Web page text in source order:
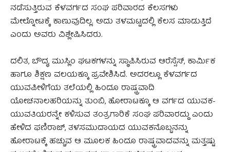
ನಡೆಸುತ್ತಿರುವ ಕೆಳವರ್ಗದ ಸಂಘ ಪರಿವಾರದ ಕೆಲಸಗಳು
ಮೇಲ್ನೋಟಕ್ಕೆ ಕಾಣುವುದಿಲ್ಲ. ಅದು ತಳಮಟ್ಟದಲ್ಲಿ ಕೆಲಸ ಮಾಡುತ್ತಿದೆ
ಎಂದು ಅವರು ವಿಶ್ಲೇಷಿಸಿದರು.
ದಲಿತ, ಬೌದ್ಧ, ಮುಸ್ಲಿಂ ಘಟಕಗಳನ್ನು ಸ್ಥಾಪಿಸಿರುವ ಆರೆಸ್ಸೆಸ್, ಕಾರ್ಮಿಕ
ಹಾಗೂ ಶಿಕ್ಷಣ ವಲಯಕ್ಕೂ ಪ್ರವೇಶಿಸಿದೆ. ಅದರಲ್ಲೂ ಕೆಳವರ್ಗದ
ಯುವಪೀಳಿಗೆಯ ತಲೆಯಲ್ಲಿ ಹಿಂದೂ ರಾಷ್ಟ್ರವಾದಿ
ಯೋಚನಾಲಹರಿಯನ್ನು ತುಂಬಿ, ಹೋರಾಟಕ್ಕೂ ಆ ವರ್ಗದ ಯುವಕ-
ಯುವತಿಯರನ್ನೇ ಕಳಿಸುವ ತಂತ್ರಗಾರಿಕೆ ಸಂಘ ಪರಿವಾರದ್ದು ಎಂದು
ಹೇಳಿದ ಫಣಿರಾಜ್, ತಳಸಮುದಾಯದ ಯುವಕನೊಬ್ಬನನ್ನು
ಹೋರಾಟಕ್ಕೆ ಹಚ್ಚುವ ಆ ಮೂಲಕ ಹಿಂದೂ ರಾಷ್ಟ್ರವಾದವನ್ನು ಮತ್ತಷ್ಟು